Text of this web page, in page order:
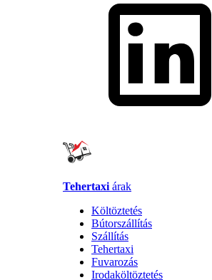
Tehertaxi árak
Költöztetés
Bútorszállítás
Szállítás
Tehertaxi
Fuvarozás
Irodaköltöztetés